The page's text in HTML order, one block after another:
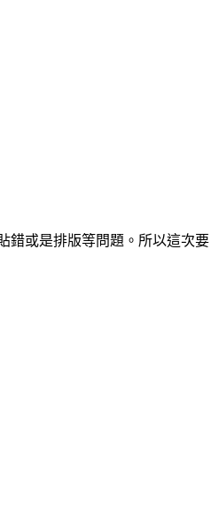
錯或是排版等問題。所以這次要